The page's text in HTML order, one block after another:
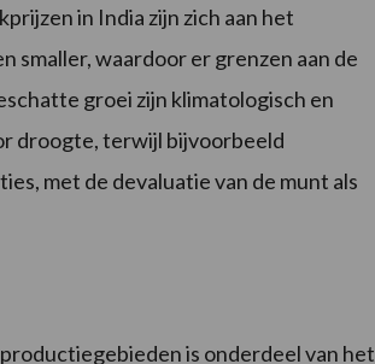
in India zijn zich aan het
smaller, waardoor er grenzen aan de
groei zijn klimatologisch en
droogte, terwijl bijvoorbeeld
met de devaluatie van de munt als
is onderdeel van het